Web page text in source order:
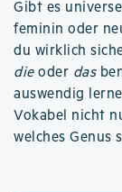
Gibt es
feminin oder
du wirklich
dieoder das
auswendig
Vokabel nicht
welches Genus